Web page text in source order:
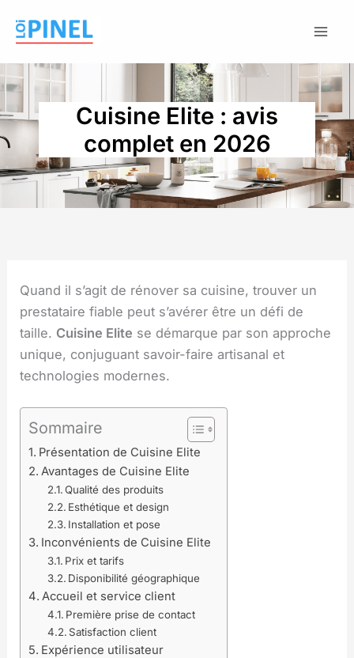
Cuisine Elite : avis
complet en 2026
Quand il s’agit de rénover sa cuisine, trouver un
prestataire fiable peut s’avérer être un défi de
taille. Cuisine Elite se démarque par son approche
unique, conjuguant savoir-faire artisanal et
technologies modernes.
Sommaire
Présentation de Cuisine Elite
Avantages de Cuisine Elite
Qualité des produits
Esthétique et design
Installation et pose
Inconvénients de Cuisine Elite
Prix et tarifs
Disponibilité géographique
Accueil et service client
Première prise de contact
Satisfaction client
Expérience utilisateur